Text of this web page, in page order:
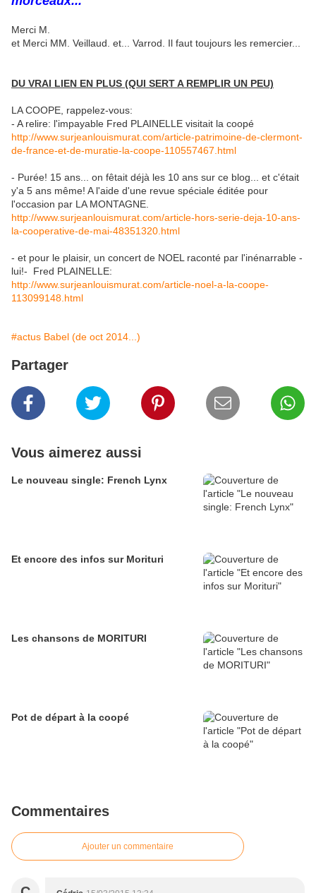
Merci M.
et Merci MM. Veillaud. et... Varrod. Il faut toujours les remercier...
DU VRAI LIEN EN PLUS (QUI SERT A REMPLIR UN PEU)
LA COOPE, rappelez-vous:
- A relire: l'impayable Fred PLAINELLE visitait la coopé
http://www.surjeanlouismurat.com/article-patrimoine-de-clermont-
de-france-et-de-muratie-la-coope-110557467.html
- Purée! 15 ans... on fêtait déjà les 10 ans sur ce blog... et c'était
y'a 5 ans même! A l'aide d'une revue spéciale éditée pour
l'occasion par LA MONTAGNE.
http://www.surjeanlouismurat.com/article-hors-serie-deja-10-ans-
la-cooperative-de-mai-48351320.html
- et pour le plaisir, un concert de NOEL raconté par l'inénarrable -
lui!- Fred PLAINELLE:
http://www.surjeanlouismurat.com/article-noel-a-la-coope-
113099148.html
#actus Babel (de oct 2014...)
Partager
Vous aimerez aussi
Le nouveau single: French Lynx
Et encore des infos sur Morituri
Les chansons de MORITURI
Pot de départ à la coopé
Commentaires
Ajouter un commentaire